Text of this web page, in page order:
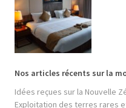
Nos articles récents sur la
Idées reçues sur la Nouvelle
Exploitation des terres rares